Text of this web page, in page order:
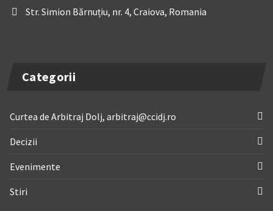
Str. Simion Bărnuțiu, nr. 4, Craiova, Romania
Categorii
Curtea de Arbitraj Dolj, arbitraj@ccidj.ro
Decizii
Evenimente
Stiri